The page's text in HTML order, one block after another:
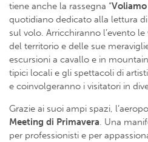
tiene anche la rassegna “
quotidiano dedicato alla lettura
sul volo. Arricchiranno l’evento
del territorio e delle sue
escursioni a cavallo e in
tipici locali e gli spettacoli di
e coinvolgeranno i visitatori in
Grazie ai suoi ampi spazi,
Meeting di Primavera. Una
per professionisti e per